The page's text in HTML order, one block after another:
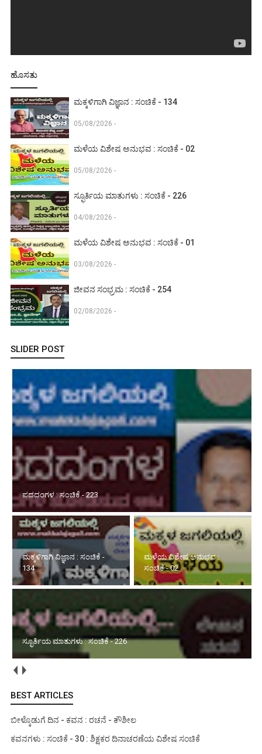
ಹೊಸತು
ಮಕ್ಕಳಿಗಾಗಿ ವಿಜ್ಞಾನ : ಸಂಚಿಕೆ - 134
05/08/2026 -
ಮಳೆಯ ವಿಶೇಷ ಅನುಭವ : ಸಂಚಿಕೆ - 02
05/08/2026 -
ಸ್ಫೂರ್ತಿಯ ಮಾತುಗಳು : ಸಂಚಿಕೆ - 226
04/08/2026 -
ಮಳೆಯ ವಿಶೇಷ ಅನುಭವ : ಸಂಚಿಕೆ - 01
03/08/2026 -
ಜೀವನ ಸಂಭ್ರಮ : ಸಂಚಿಕೆ - 254
02/08/2026 -
SLIDER POST
ಪದದಂಗಳ : ಸಂಚಿಕೆ - 223
ಮಕ್ಕಳಿಗಾಗಿ ವಿಜ್ಞಾನ : ಸಂಚಿಕೆ -
134
ಮಳೆಯ ವಿಶೇಷ ಅನುಭವ :
ಸಂಚಿಕೆ - 02
ಸ್ಫೂರ್ತಿಯ ಮಾತುಗಳು : ಸಂಚಿಕೆ - 226
BEST ARTICLES
ಬೀಳ್ಕೊಡುಗೆ ದಿನ - ಕವನ : ರಚನೆ - ಕೌಶೀಲ
ಕವನಗಳು : ಸಂಚಿಕೆ - 30 : ಶಿಕ್ಷಕರ ದಿನಾಚರಣೆಯ ವಿಶೇಷ ಸಂಚಿಕೆ